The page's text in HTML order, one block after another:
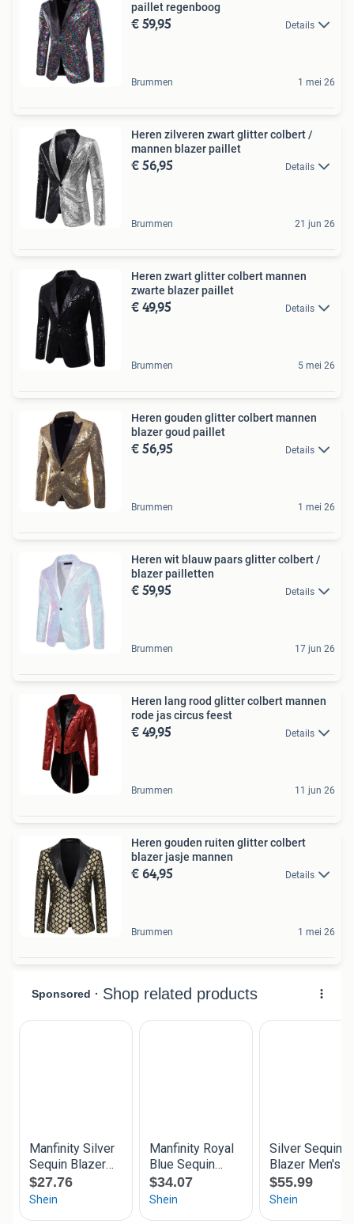
paillet regenboog
€ 59,95 Details
Brummen 1 mei 26
Heren zilveren zwart glitter colbert /
mannen blazer paillet
€ 56,95 Details
Brummen 21 jun 26
Heren zwart glitter colbert mannen
zwarte blazer paillet
€ 49,95 Details
Brummen 5 mei 26
Heren gouden glitter colbert mannen
blazer goud paillet
€ 56,95 Details
Brummen 1 mei 26
Heren wit blauw paars glitter colbert /
blazer pailletten
€ 59,95 Details
Brummen 17 jun 26
Heren lang rood glitter colbert mannen
rode jas circus feest
€ 49,95 Details
Brummen 11 jun 26
Heren gouden ruiten glitter colbert
blazer jasje mannen
€ 64,95 Details
Brummen 1 mei 26